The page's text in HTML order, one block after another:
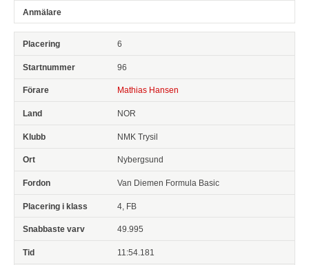
6
96
Mathias Hansen
NOR
NMK Trysil
Nybergsund
Van Diemen Formula Basic
4, FB
49.995
11:54.181